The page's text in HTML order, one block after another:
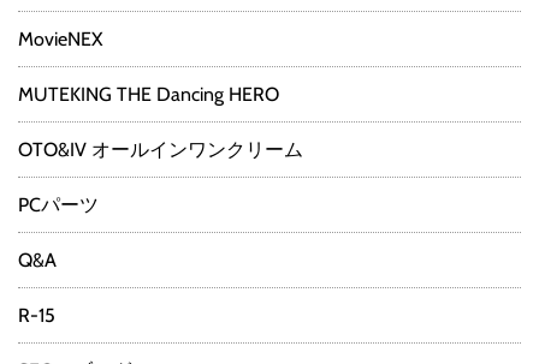
MovieNEX
MUTEKING THE Dancing HERO
OTO&IV オールインワンクリーム
PCパーツ
Q&A
R-15